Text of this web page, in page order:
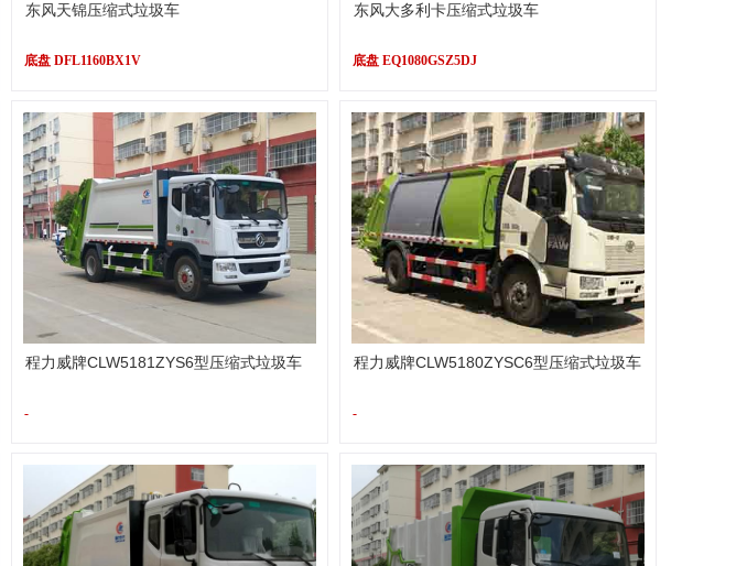
东风天锦压缩式垃圾车
底盘 DFL1160BX1V
东风大多利卡压缩式垃圾车
底盘 EQ1080GSZ5DJ
程力威牌CLW5181ZYS6型压缩式垃圾车
-
程力威牌CLW5180ZYSC6型压缩式垃圾车
-